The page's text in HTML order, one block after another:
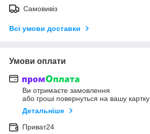
Самовивіз
Всі умови доставки
Умови оплати
Ви отримаєте замовлення
або гроші повернуться на вашу картку
Детальніше
Приват24